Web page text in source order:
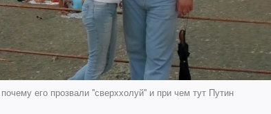
его прозвали ''сверххолуй'' и при чем тут Путин